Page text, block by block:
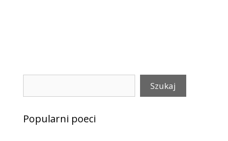
Szukaj
Popularni poeci